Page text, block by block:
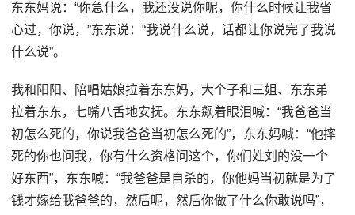
东东妈说：“你急什么，我还没说你呢，你什么时候让我省
心过，你说，”东东说：“我说什么说，话都让你说完了我说
什么说”。
我和阳阳、陪唱姑娘拉着东东妈，大个子和三姐、东东弟
拉着东东，七嘴八舌地安抚。东东飙着眼泪喊：“我爸爸当
初怎么死的，你说我爸爸当初怎么死的”，东东妈喊：“他摔
死的你也问我，你有什么资格问这个，你们姓刘的没一个
好东西”，东东喊：“我爸爸是自杀的，你他妈当初就是为了
钱才嫁给我爸爸的，然后呢，然后你做了什么你敢说吗”，